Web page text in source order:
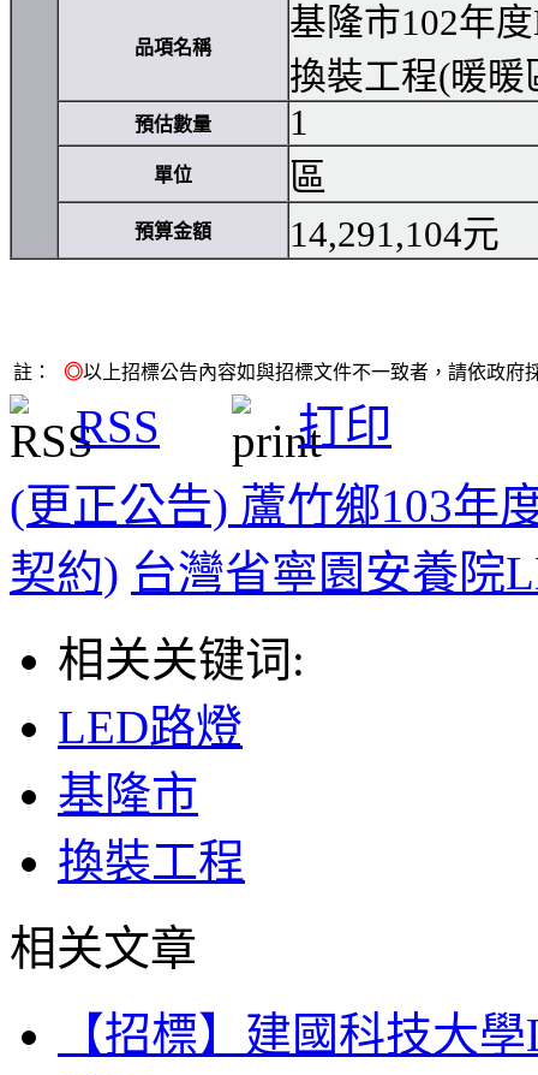
品項名稱
基隆市102年
換裝工程(暖暖
預估數量 1
單位 區
預算金額 14,291,104元
註： ◎以上招標公告內容如與招標文件不一致者，請依政府
RSS
打印
(更正公告) 蘆竹鄉103年
契約) 台灣省寧園安養院
相关关键词:
LED路燈
基隆市
換裝工程
相关文章
【招標】建國科技大